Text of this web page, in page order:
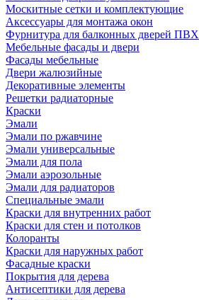
Москитные сетки и комплектующие
Аксессуары для монтажа окон
Фурнитура для балконных дверей ПВХ
Мебельные фасады и двери
Фасады мебельные
Двери жалюзийные
Декоративные элементы
Решетки радиаторные
Краски
Эмали
Эмали по ржавчине
Эмали универсальные
Эмали для пола
Эмали аэрозольные
Эмали для радиаторов
Специальные эмали
Краски для внутренних работ
Краски для стен и потолков
Колоранты
Краски для наружных работ
Фасадные краски
Покрытия для дерева
Антисептики для дерева